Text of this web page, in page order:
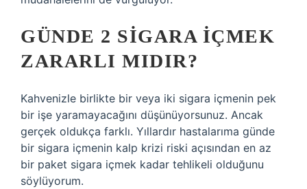
GÜNDE 2 SIGARA IÇMEK
ZARARLI MIDIR?
Kahvenizle birlikte bir veya iki sigara içmenin pek
bir işe yaramayacağını düşünüyorsunuz. Ancak
gerçek oldukça farklı. Yıllardır hastalarıma günde
bir sigara içmenin kalp krizi riski açısından en az
bir paket sigara içmek kadar tehlikeli olduğunu
söylüyorum.